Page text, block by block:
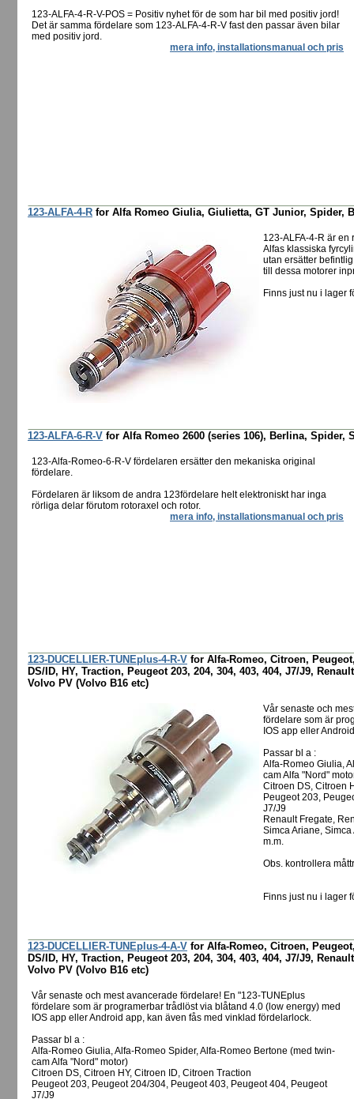
123-ALFA-4-R-V-POS = Positiv nyhet för de som har bil med positiv jord!
Det är samma fördelare som 123-ALFA-4-R-V fast den passar även bilar
med positiv jord.
mera info, installationsmanual och pris
123-ALFA-4-R for Alfa Romeo Giulia, Giulietta, GT Junior, Spider,
123-ALFA-4-R är
Alfas klassiska
utan ersätter
till dessa motorer
Finns just nu i lager
123-ALFA-6-R-V for Alfa Romeo 2600 (series 106), Berlina, Spider,
123-Alfa-Romeo-6-R-V fördelaren ersätter den mekaniska original
fördelare.
Fördelaren är liksom de andra 123fördelare helt elektroniskt har inga
rörliga delar förutom rotoraxel och rotor.
mera info, installationsmanual och pris
123-DUCELLIER-TUNEplus-4-R-V for Alfa-Romeo, Citroen,
DS/ID, HY, Traction, Peugeot 203, 204, 304, 403, 404, J7/J9,
Volvo PV (Volvo B16 etc)
Vår senaste och
fördelare som är
IOS app eller
Passar bl a :
Alfa-Romeo Giulia,
cam Alfa "Nord"
Citroen DS, Citroen
Peugeot 203,
J7/J9
Renault Fregate,
Simca Ariane,
m.m.
Obs. kontrollera
Finns just nu i lager
123-DUCELLIER-TUNEplus-4-A-V for Alfa-Romeo, Citroen,
DS/ID, HY, Traction, Peugeot 203, 204, 304, 403, 404, J7/J9,
Volvo PV (Volvo B16 etc)
Vår senaste och mest avancerade fördelare! En "123-TUNEplus
fördelare som är programerbar trådlöst via blåtand 4.0 (low energy) med
IOS app eller Android app, kan även fås med vinklad fördelarlock.
Passar bl a :
Alfa-Romeo Giulia, Alfa-Romeo Spider, Alfa-Romeo Bertone (med twin-
cam Alfa "Nord" motor)
Citroen DS, Citroen HY, Citroen ID, Citroen Traction
Peugeot 203, Peugeot 204/304, Peugeot 403, Peugeot 404, Peugeot
J7/J9